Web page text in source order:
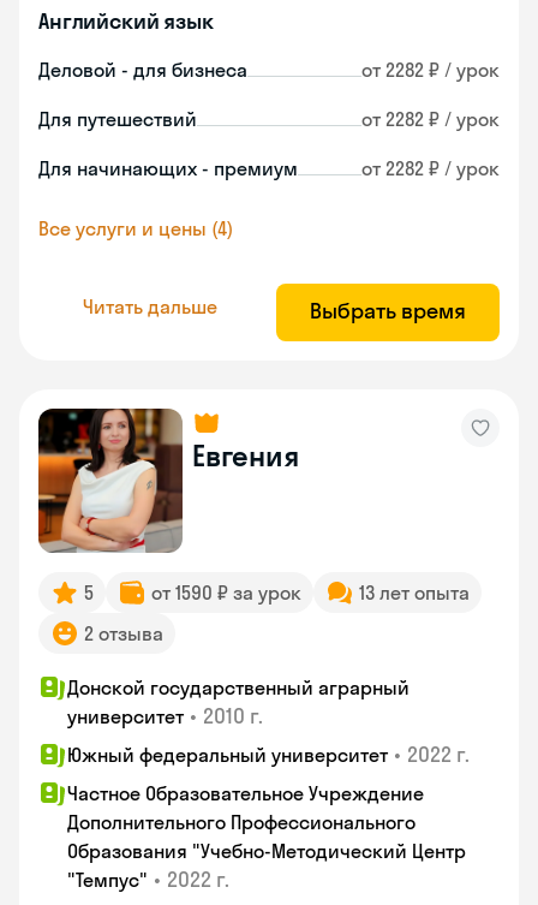
Английский язык
Деловой - для бизнеса от 2282 ₽ / урок
Для путешествий от 2282 ₽ / урок
Для начинающих - премиум от 2282 ₽ / урок
Все услуги и цены (4)
Читать дальше Выбрать время
Евгения
5 от 1590 ₽ за урок
13 лет опыта
2 отзыва
Донской государственный аграрный
университет • 2010 г.
Южный федеральный университет • 2022 г.
Частное Образовательное Учреждение
Дополнительного Профессионального
Образования "Учебно-Методический Центр
"Темпус" • 2022 г.